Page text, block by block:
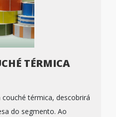
TÉRMICA
térmica, descobrirá
do segmento. Ao